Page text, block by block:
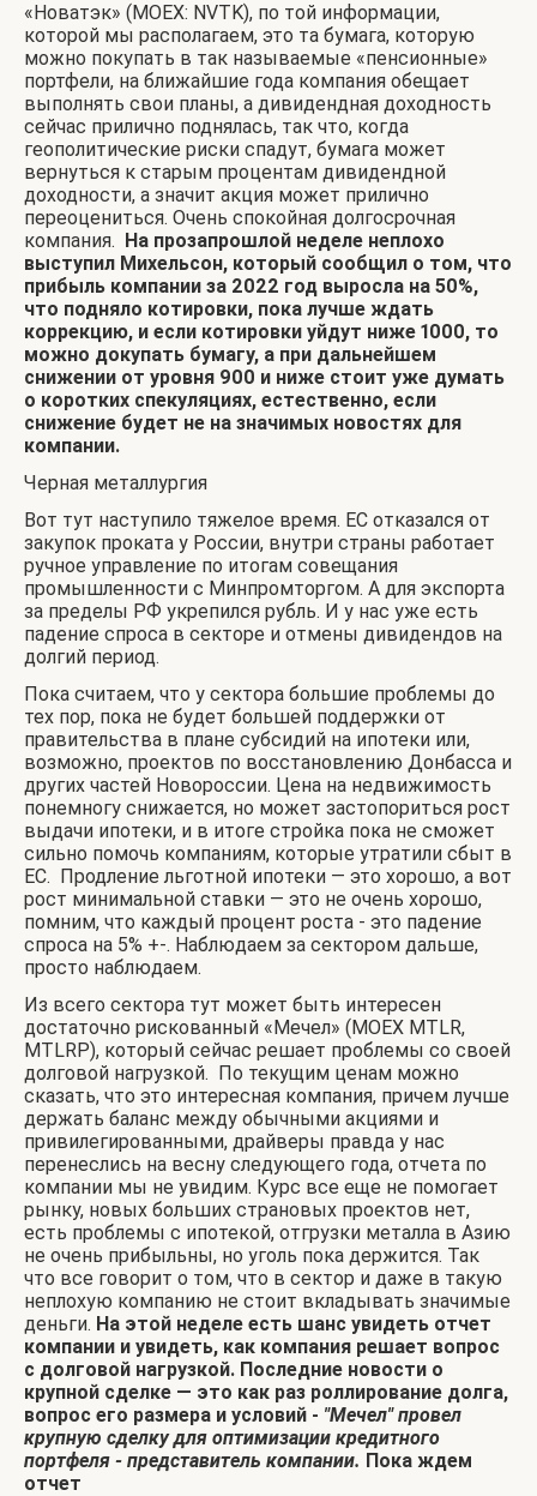
«Новатэк» (MOEX: NVTK), по той информации,
которой мы располагаем, это та бумага, которую
можно покупать в так называемые «пенсионные»
портфели, на ближайшие года компания обещает
выполнять свои планы, а дивидендная доходность
сейчас прилично поднялась, так что, когда
геополитические риски спадут, бумага может
вернуться к старым процентам дивидендной
доходности, а значит акция может прилично
переоцениться. Очень спокойная долгосрочная
компания. На прозапрошлой неделе неплохо
выступил Михельсон, который сообщил о том, что
прибыль компании за 2022 год выросла на 50%,
что подняло котировки, пока лучше ждать
коррекцию, и если котировки уйдут ниже 1000, то
можно докупать бумагу, а при дальнейшем
снижении от уровня 900 и ниже стоит уже думать
о коротких спекуляциях, естественно, если
снижение будет не на значимых новостях для
компании.
Черная металлургия
Вот тут наступило тяжелое время. ЕС отказался от
закупок проката у России, внутри страны работает
ручное управление по итогам совещания
промышленности с Минпромторгом. А для экспорта
за пределы РФ укрепился рубль. И у нас уже есть
падение спроса в секторе и отмены дивидендов на
долгий период.
Пока считаем, что у сектора большие проблемы до
тех пор, пока не будет большей поддержки от
правительства в плане субсидий на ипотеки или,
возможно, проектов по восстановлению Донбасса и
других частей Новороссии. Цена на недвижимость
понемногу снижается, но может застопориться рост
выдачи ипотеки, и в итоге стройка пока не сможет
сильно помочь компаниям, которые утратили сбыт в
ЕС. Продление льготной ипотеки — это хорошо, а вот
рост минимальной ставки — это не очень хорошо,
помним, что каждый процент роста - это падение
спроса на 5% +-. Наблюдаем за сектором дальше,
просто наблюдаем.
Из всего сектора тут может быть интересен
достаточно рискованный «Мечел» (MOEX MTLR,
MTLRP), который сейчас решает проблемы со своей
долговой нагрузкой. По текущим ценам можно
сказать, что это интересная компания, причем лучше
держать баланс между обычными акциями и
привилегированными, драйверы правда у нас
перенеслись на весну следующего года, отчета по
компании мы не увидим. Курс все еще не помогает
рынку, новых больших страновых проектов нет,
есть проблемы с ипотекой, отгрузки металла в Азию
не очень прибыльны, но уголь пока держится. Так
что все говорит о том, что в сектор и даже в такую
неплохую компанию не стоит вкладывать значимые
деньги. На этой неделе есть шанс увидеть отчет
компании и увидеть, как компания решает вопрос
с долговой нагрузкой. Последние новости о
крупной сделке — это как раз роллирование долга,
вопрос его размера и условий - "Мечел" провел
крупную сделку для оптимизации кредитного
портфеля - представитель компании. Пока ждем
отчет